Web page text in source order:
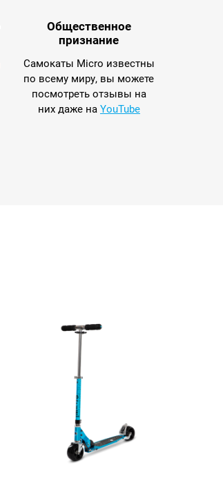
Общественное
признание
Самокаты Micro известны
по всему миру, вы можете
посмотреть отзывы на
них даже на YouTube